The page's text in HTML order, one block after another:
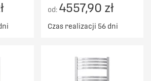
od: 4557,90 zł
Czas realizacji 56 dni